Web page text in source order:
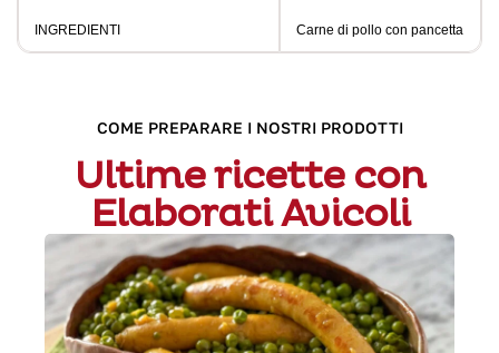
INGREDIENTI Carne di pollo con pancetta
Ultime ricette con
Elaborati Avicoli
COME PREPARARE I NOSTRI PRODOTTI